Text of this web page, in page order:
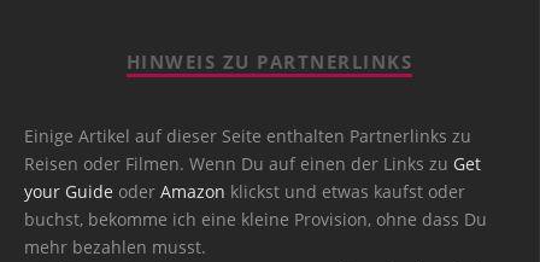
HINWEIS ZU PARTNERLINKS
Einige Artikel auf dieser Seite enthalten Partnerlinks zu
Reisen oder Filmen. Wenn Du auf einen der Links zu Get
your Guide oder Amazon klickst und etwas kaufst oder
buchst, bekomme ich eine kleine Provision, ohne dass Du
mehr bezahlen musst.